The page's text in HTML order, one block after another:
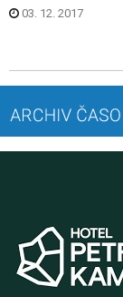
03. 12. 2017